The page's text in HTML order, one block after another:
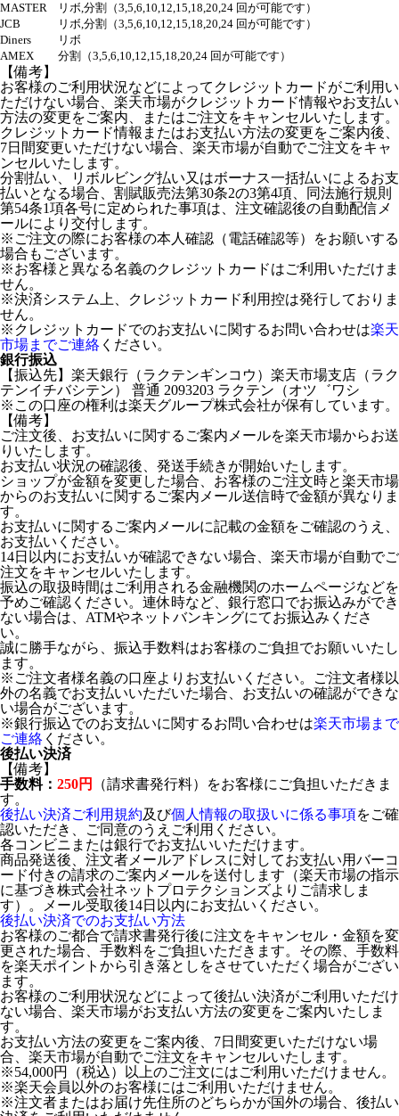
MASTER
リボ,分割（3,5,6,10,12,15,18,20,24 回が可能です）
JCB
リボ,分割（3,5,6,10,12,15,18,20,24 回が可能です）
Diners
リボ
AMEX
分割（3,5,6,10,12,15,18,20,24 回が可能です）
【備考】
お客様のご利用状況などによってクレジットカードがご利用い
ただけない場合、楽天市場がクレジットカード情報やお支払い
方法の変更をご案内、またはご注文をキャンセルいたします。
クレジットカード情報またはお支払い方法の変更をご案内後、
7日間変更いただけない場合、楽天市場が自動でご注文をキャ
ンセルいたします。
分割払い、リボルビング払い又はボーナス一括払いによるお支
払いとなる場合、割賦販売法第30条2の3第4項、同法施行規則
第54条1項各号に定められた事項は、注文確認後の自動配信メ
ールにより交付します。
※ご注文の際にお客様の本人確認（電話確認等）をお願いする
場合もございます。
※お客様と異なる名義のクレジットカードはご利用いただけま
せん。
※決済システム上、クレジットカード利用控は発行しておりま
せん。
※クレジットカードでのお支払いに関するお問い合わせは楽天
市場までご連絡 ください。
銀行振込
【振込先】楽天銀行（ラクテンギンコウ）楽天市場支店（ラク
テンイチバシテン） 普通 2093203 ラクテン（オツ゛ワシ
※この口座の権利は楽天グループ株式会社が保有しています。
【備考】
ご注文後、お支払いに関するご案内メールを楽天市場からお送
りいたします。
お支払い状況の確認後、発送手続きが開始いたします。
ショップが金額を変更した場合、お客様のご注文時と楽天市場
からのお支払いに関するご案内メール送信時で金額が異なりま
す。
お支払いに関するご案内メールに記載の金額をご確認のうえ、
お支払いください。
14日以内にお支払いが確認できない場合、楽天市場が自動でご
注文をキャンセルいたします。
振込の取扱時間はご利用される金融機関のホームページなどを
予めご確認ください。連休時など、銀行窓口でお振込みができ
ない場合は、ATMやネットバンキングにてお振込みくださ
い。
誠に勝手ながら、振込手数料はお客様のご負担でお願いいたし
ます。
※ご注文者様名義の口座よりお支払いください。ご注文者様以
外の名義でお支払いいただいた場合、お支払いの確認ができな
い場合がございます。
※銀行振込でのお支払いに関するお問い合わせは楽天市場まで
ご連絡 ください。
後払い決済
【備考】
手数料： 250円
（請求書発行料）をお客様にご負担いただきま
す。
後払い決済ご利用規約及び個人情報の取扱いに係る事項をご確
認いただき、ご同意のうえご利用ください。
各コンビニまたは銀行でお支払いいただけます。
商品発送後、注文者メールアドレスに対してお支払い用バーコ
ード付きの請求のご案内メールを送付します（楽天市場の指示
に基づき株式会社ネットプロテクションズよりご請求しま
す）。メール受取後14日以内にお支払いください。
後払い決済でのお支払い方法
お客様のご都合で請求書発行後に注文をキャンセル・金額を変
更された場合、手数料をご負担いただきます。その際、手数料
を楽天ポイントから引き落としをさせていただく場合がござい
ます。
お客様のご利用状況などによって後払い決済がご利用いただけ
ない場合、楽天市場がお支払い方法の変更をご案内いたしま
す。
お支払い方法の変更をご案内後、7日間変更いただけない場
合、楽天市場が自動でご注文をキャンセルいたします。
※54,000円（税込）以上のご注文にはご利用いただけません。
※楽天会員以外のお客様にはご利用いただけません。
※注文者またはお届け先住所のどちらかが国外の場合、後払い